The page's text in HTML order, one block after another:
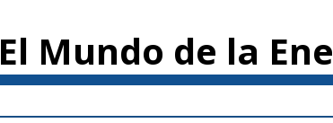
principal
El Mundo de la